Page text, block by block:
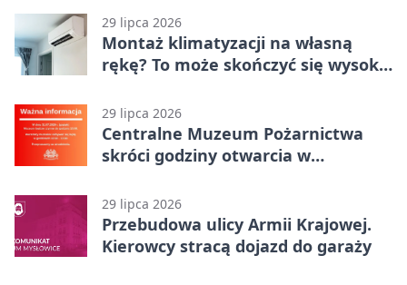
29 lipca 2026
Montaż klimatyzacji na własną
rękę? To może skończyć się wysoką
29 lipca 2026
Centralne Muzeum Pożarnictwa
skróci godziny otwarcia w
29 lipca 2026
Przebudowa ulicy Armii Krajowej.
Kierowcy stracą dojazd do garaży